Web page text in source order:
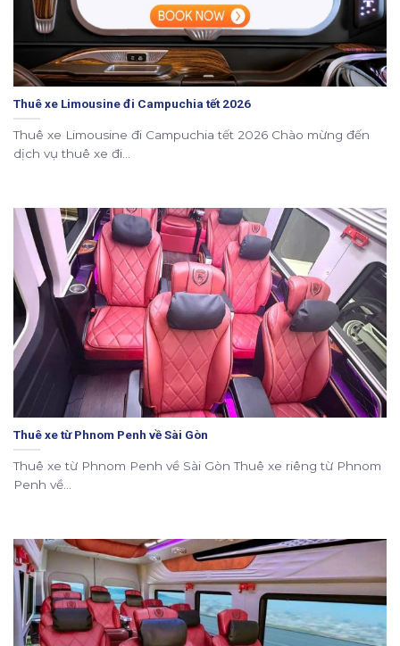
Thuê xe Limousine đi Campuchia tết 2026
Thuê xe Limousine đi Campuchia tết 2026 Chào mừng đến
dịch vụ thuê xe đi...
Thuê xe từ Phnom Penh về Sài Gòn
Thuê xe từ Phnom Penh về Sài Gòn Thuê xe riêng từ Phnom
Penh về...